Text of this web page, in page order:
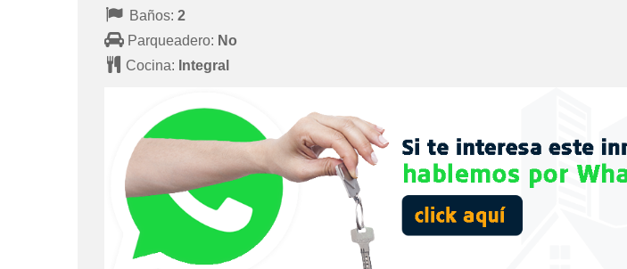
Baños: 2
Parqueadero: No
Cocina: Integral